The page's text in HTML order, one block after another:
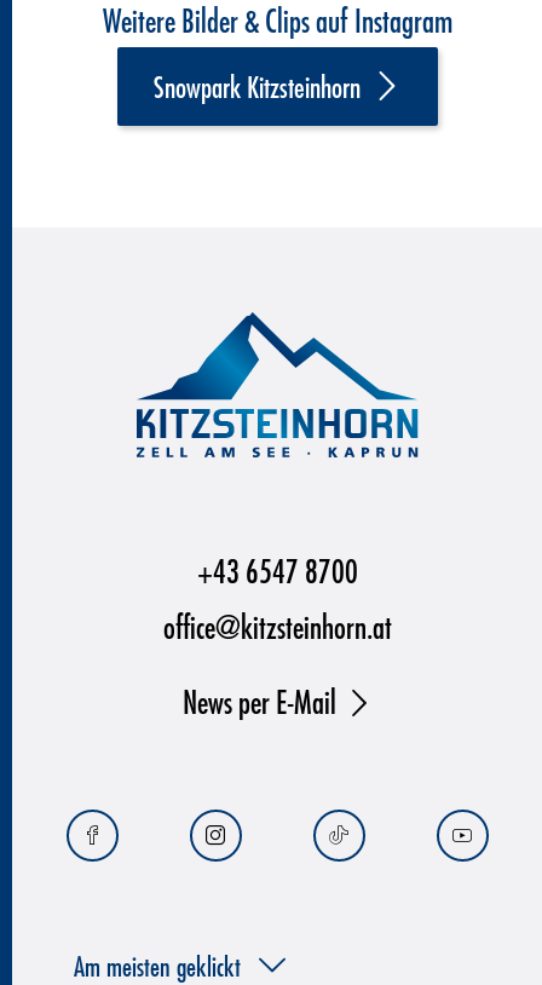
Weitere Bilder & Clips auf Instagram
Snowpark Kitzsteinhorn
+43 6547 8700
office@kitzsteinhorn.at
News per E-Mail
Am meisten geklickt